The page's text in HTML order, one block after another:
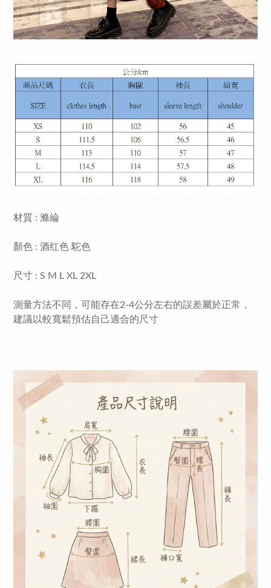
材質 : 滌綸
顏色 : 酒红色 駝色
尺寸 : S M L XL 2XL
測量方法不同，可能存在2-4公分左右的誤差屬於正常，
建議以較寬鬆預估自己適合的尺寸